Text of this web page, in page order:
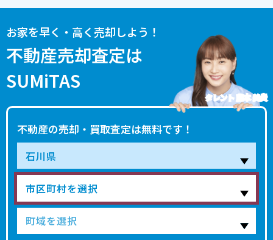
お家を早く・高く売却しよう！
不動産売却査定は
SUMiTAS
不動産の売却・買取査定は無料です！
タレント 藤本 美貴